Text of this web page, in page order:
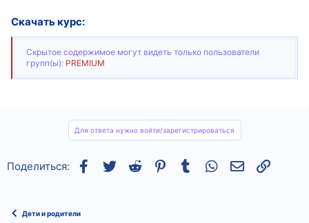
Скачать курс:
Скрытое содержимое могут видеть только пользователи
групп(ы): PREMIUM
Для ответа нужно войти/зарегистрироваться
Поделиться: Facebook
TwitterReddit Pinterest
Tumblr WhatsAppСсылка
Дети и родители